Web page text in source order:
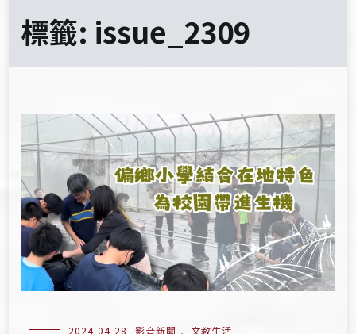
標籤: issue_2309
2024-04-28 影音新聞 , 文教生活